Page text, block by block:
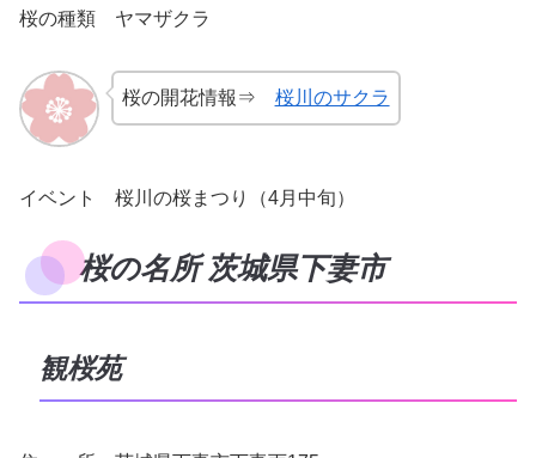
桜の種類 ヤマザクラ
桜の開花情報⇒ 桜川のサクラ
イベント 桜川の桜まつり（4月中旬）
桜の名所 茨城県下妻市
観桜苑